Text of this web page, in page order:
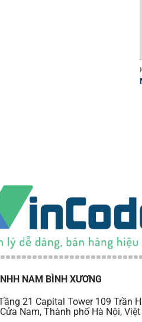
NAM BÌNH XƯƠNG
21 Capital Tower 109 Trần
Nam, Thành phố Hà Nội,